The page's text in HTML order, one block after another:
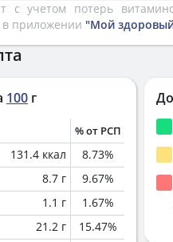
с учетом потерь
в приложении "Мой
100 г
% от РСП
131.4 ккал 8.73%
8.7 г 9.67%
1.1 г 1.67%
21.2 г 15.47%